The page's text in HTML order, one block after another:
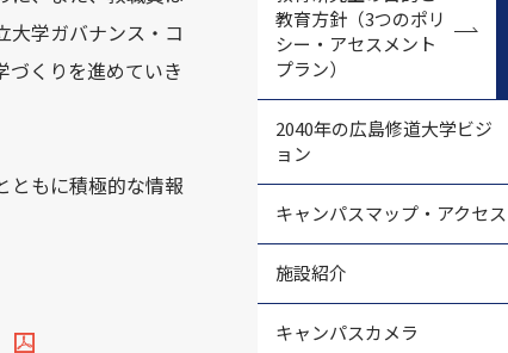
大学ガバナンス・コ
づくりを進めていき
ともに積極的な情報
教育方針（3つのポリ
シー・アセスメント
プラン）
広島修道大学の教育方針
商学科の教育方針
経営学科の教育方針
2040年の広島修道大学ビジ
ョン
キャンパスマップ・アクセス
施設紹介
キャンパスカメラ